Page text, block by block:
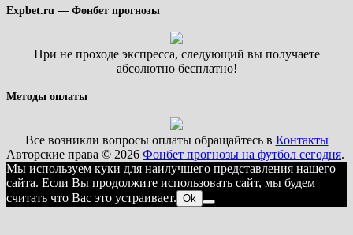
Expbet.ru — Фонбет прогнозы
При не проходе экспресса, следующий вы получаете
абсолютно бесплатно!
Методы оплаты
Все возникли вопросы оплаты обращайтесь в Контакты
Авторские права © 2026 Фонбет прогнозы на футбол сегодня.
Мы используем куки для наилучшего представления нашего
сайта. Если Вы продолжите использовать сайт, мы будем
считать что Вас это устраивает. Ok